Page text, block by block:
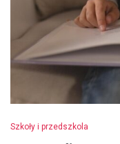
Szkoły i przedszkola